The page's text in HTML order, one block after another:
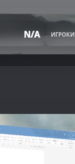
N/A ИГРОКИ